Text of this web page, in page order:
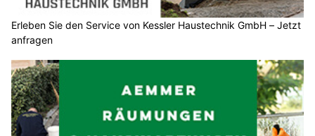
Erleben Sie den Service von Kessler Haustechnik GmbH – Jetzt
anfragen